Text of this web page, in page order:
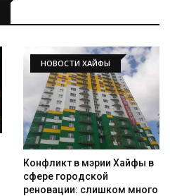
НОВОСТИ ХАЙФЫ
Конфликт в мэрии Хайфы в
сфере городской
реновации: слишком много